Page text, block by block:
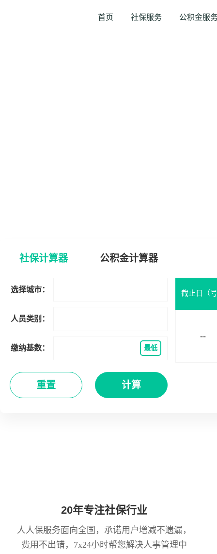
首页 社保服务 公积金服
社保计算器 公积金计算器
选择城市：
人员类别：
缴纳基数： 最低
重置 计算
截止日（
--
20年专注社保行业
人人保服务面向全国，承诺用户增减不遗漏，
费用不出错，7x24小时帮您解决人事管理中